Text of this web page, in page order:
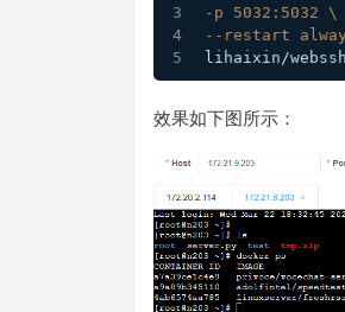
-p 5032:5032 \
--restart
lihaixin/
效果如下图所示：